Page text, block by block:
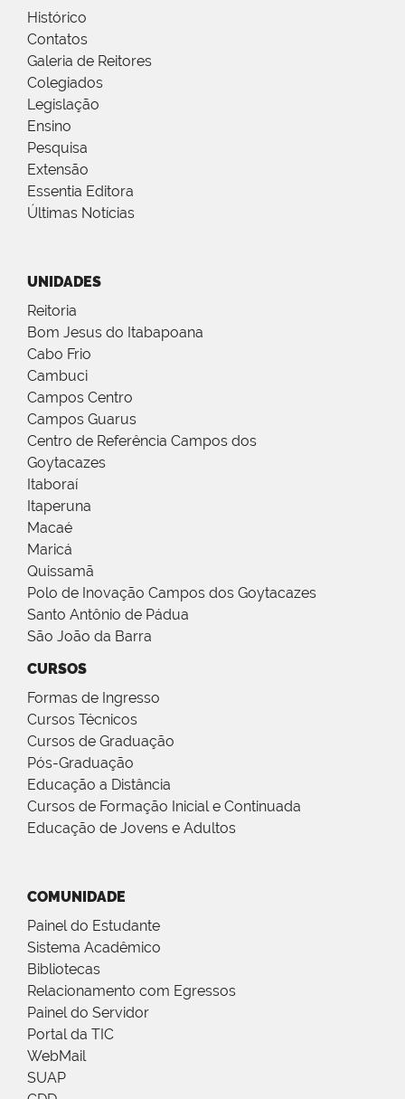
Histórico
Contatos
Galeria de Reitores
Colegiados
Legislação
Ensino
Pesquisa
Extensão
Essentia Editora
Últimas Notícias
UNIDADES
Reitoria
Bom Jesus do Itabapoana
Cabo Frio
Cambuci
Campos Centro
Campos Guarus
Centro de Referência Campos dos
Goytacazes
Itaboraí
Itaperuna
Macaé
Maricá
Quissamã
Polo de Inovação Campos dos Goytacazes
Santo Antônio de Pádua
São João da Barra
CURSOS
Formas de Ingresso
Cursos Técnicos
Cursos de Graduação
Pós-Graduação
Educação a Distância
Cursos de Formação Inicial e Continuada
Educação de Jovens e Adultos
COMUNIDADE
Painel do Estudante
Sistema Acadêmico
Bibliotecas
Relacionamento com Egressos
Painel do Servidor
Portal da TIC
WebMail
SUAP